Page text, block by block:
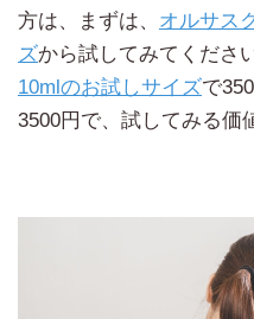
方は、まずは、 オルサス
ズから試してみてくださ
10mlのお試しサイズで
3500円で、試してみる価